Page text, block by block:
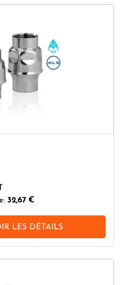
et co-conception, de
de solutions de haute
ajoutée, grâce à des
et solides avec des clients et
32,67 €
LES DÉTAILS